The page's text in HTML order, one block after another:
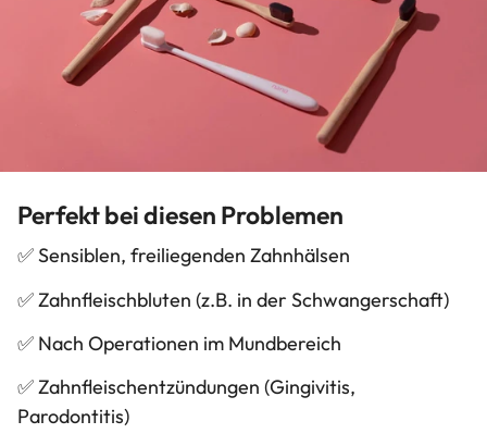
Perfekt bei diesen Problemen
✅ Sensiblen, freiliegenden Zahnhälsen
✅ Zahnfleischbluten (z.B. in der Schwangerschaft)
✅ Nach Operationen im Mundbereich
✅ Zahnfleischentzündungen (Gingivitis,
Parodontitis)